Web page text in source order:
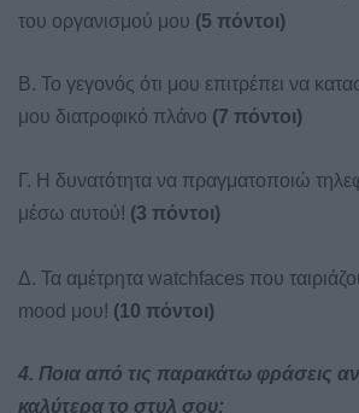
του οργανισμού μου (5 πόντοι)
Β. Το γεγονός ότι μου επιτρέπει να
μου διατροφικό πλάνο (7 πόντοι)
Γ. Η δυνατότητα να πραγματοποιώ
μέσω αυτού! (3 πόντοι)
Δ. Τα αμέτρητα watchfaces που
mood μου! (10 πόντοι)
4. Ποια από τις παρακάτω φράσεις
καλύτερα το στυλ σου;